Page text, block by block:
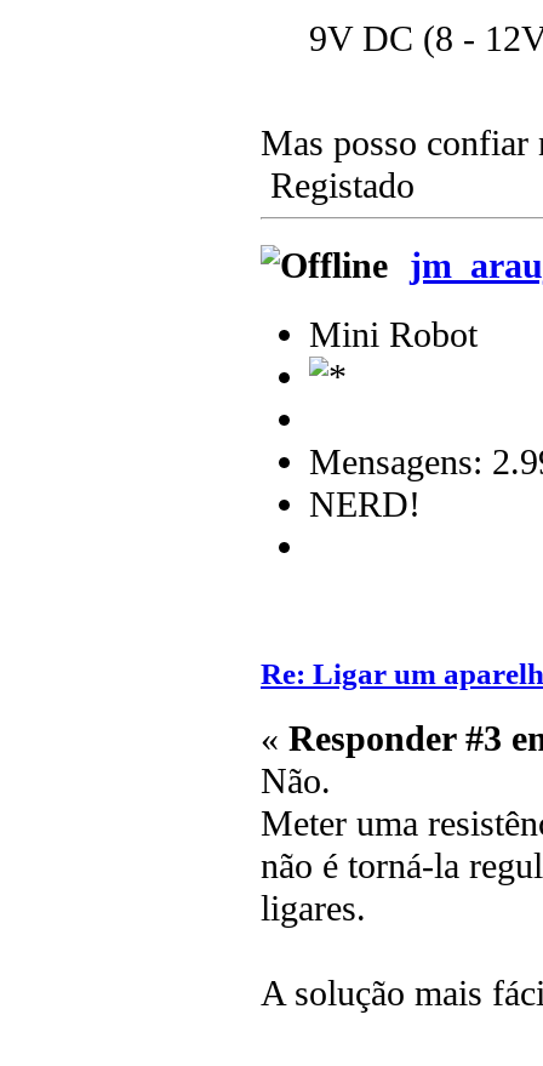
9V DC (8 -
Mas posso confiar
Registado
Mini Robot
Mensagens:
NERD!
Re: Ligar um
« Responder #3
Não.
Meter uma
não é torná-la
ligares.
A solução mais